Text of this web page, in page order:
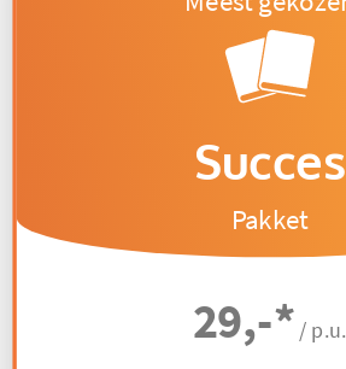
Succes
Pakket
29,-* / p.u.